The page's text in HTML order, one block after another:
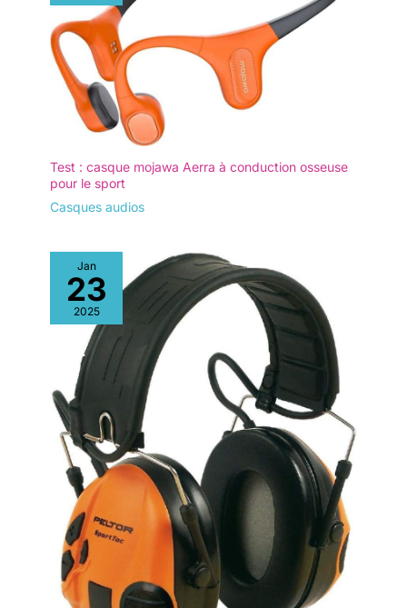
Test : casque mojawa Aerra à conduction osseuse
pour le sport
Casques audios
Jan
23
2025